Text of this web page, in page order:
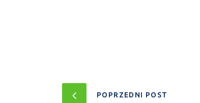
POPRZEDNI POST